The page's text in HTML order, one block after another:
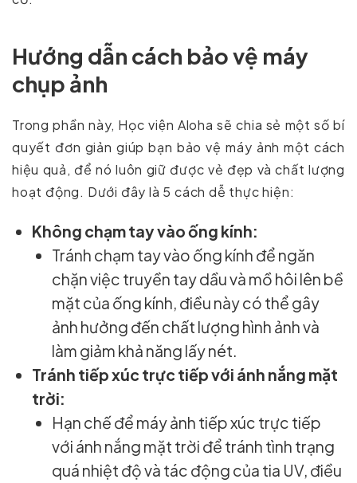
Hướng dẫn cách bảo vệ máy
chụp ảnh
Trong phần này, Học viện Aloha sẽ chia sẻ một số bí
quyết đơn giản giúp bạn bảo vệ máy ảnh một cách
hiệu quả, để nó luôn giữ được vẻ đẹp và chất lượng
hoạt động. Dưới đây là 5 cách dễ thực hiện:
Không chạm tay vào ống kính:
Tránh chạm tay vào ống kính để ngăn
chặn việc truyền tay dầu và mồ hôi lên bề
mặt của ống kính, điều này có thể gây
ảnh hưởng đến chất lượng hình ảnh và
làm giảm khả năng lấy nét.
Tránh tiếp xúc trực tiếp với ánh nắng mặt
trời:
Hạn chế để máy ảnh tiếp xúc trực tiếp
với ánh nắng mặt trời để tránh tình trạng
quá nhiệt độ và tác động của tia UV, điều